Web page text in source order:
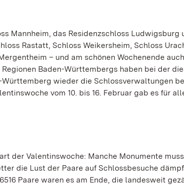
Mannheim, das Residenzschloss Ludwigsburg
Rastatt, Schloss Weikersheim, Schloss
– und am schönen Wochenende
Baden-Württembergs haben bei der
wieder die Schlossverwaltungen
vom 10. bis 16. Februar gab es für
der Valentinswoche: Manche Monumente
die Lust der Paare auf Schlossbesuche
Paare waren es am Ende, die landesweit